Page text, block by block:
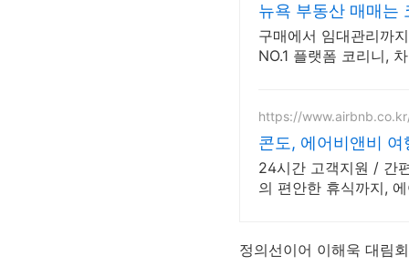
뉴욕 부동산 매매는
구매에서 임대관리까
NO.1 플랫폼 코리니,
https://
콘도, 에어비앤비
24시간 고객지원 / 간
의 편안한 휴식까지,
정의선이어 이해욱 대림